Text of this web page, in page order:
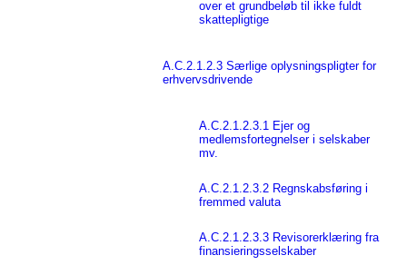
over et grundbeløb til ikke fuldt
skattepligtige
A.C.2.1.2.3 Særlige oplysningspligter for
erhvervsdrivende
A.C.2.1.2.3.1 Ejer og
medlemsfortegnelser i selskaber
mv.
A.C.2.1.2.3.2 Regnskabsføring i
fremmed valuta
A.C.2.1.2.3.3 Revisorerklæring fra
finansieringsselskaber